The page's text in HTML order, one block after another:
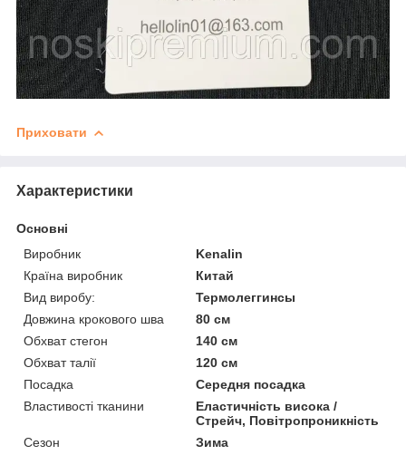
Приховати
Характеристики
Основні
Виробник
Kenalin
Країна виробник
Китай
Вид виробу:
Термолеггинсы
Довжина крокового шва
80 см
Обхват стегон
140 см
Обхват талії
120 см
Посадка
Середня посадка
Властивості тканини
Еластичність висока /
Стрейч, Повітропроникність
Сезон
Зима